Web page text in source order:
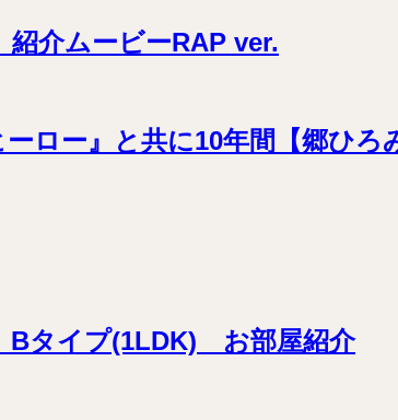
介ムービーRAP ver.
ーロー』と共に10年間【郷ひろ
Bタイプ(1LDK) お部屋紹介